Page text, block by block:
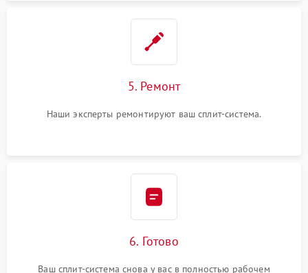
5. Ремонт
Наши эксперты ремонтируют ваш сплит-система.
6. Готово
Ваш сплит-система снова у вас в полностью рабочем